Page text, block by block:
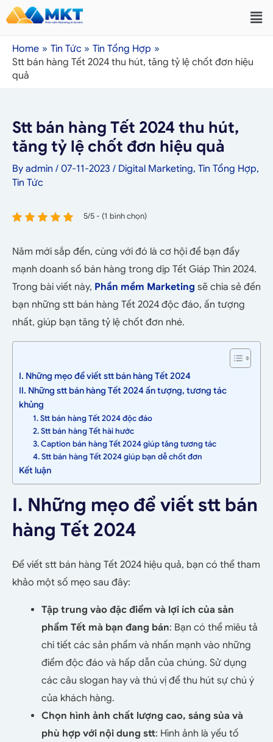
Home Tin Tức
Tin Tổng Hợp
Stt bán hàng Tết 2024 thu hút, tăng tỷ lệ chốt đơn hiệu
quả
Stt bán hàng Tết 2024 thu hút,
tăng tỷ lệ chốt đơn hiệu quả
By admin / 07-11-2023 / Digital Marketing, Tin Tổng Hợp,
Tin Tức
5/5 - (1 bình chọn)
Năm mới sắp đến, cùng với đó là cơ hội để bạn đẩy
mạnh doanh số bán hàng trong dịp Tết Giáp Thìn 2024.
Trong bài viết này, Phần mềm Marketing sẽ chia sẻ đến
bạn những stt bán hàng Tết 2024 độc đáo, ấn tượng
nhất, giúp bạn tăng tỷ lệ chốt đơn nhé.
I. Những mẹo để viết stt bán hàng Tết 2024
II. Những stt bán hàng Tết 2024 ấn tượng, tương tác
khủng
1. Stt bán hàng Tết 2024 độc đáo
2. Stt bán hàng Tết hài hước
3. Caption bán hàng Tết 2024 giúp tăng tương tác
4. Stt bán hàng Tết 2024 giúp bạn dễ chốt đơn
Kết luận
I. Những mẹo để viết stt bán
hàng Tết 2024
Để viết stt bán hàng Tết 2024 hiệu quả, bạn có thể tham
khảo một số mẹo sau đây:
Tập trung vào đặc điểm và lợi ích của sản
phẩm Tết mà bạn đang bán: Bạn có thể miêu tả
chi tiết các sản phẩm và nhấn mạnh vào những
điểm độc đáo và hấp dẫn của chúng. Sử dụng
các câu slogan hay và thú vị để thu hút sự chú ý
của khách hàng.
Chọn hình ảnh chất lượng cao, sáng sủa và
phù hợp với nội dung stt: Hình ảnh là yếu tố